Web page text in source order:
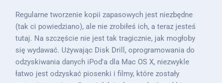
Regularne tworzenie kopii zapasowych jest niezbędne
(tak ci powiedziano), ale nie zrobiłeś ich, a teraz jesteś
tutaj. Na szczęście nie jest tak tragicznie, jak mogłoby
się wydawać. Używając Disk Drill, oprogramowania do
odzyskiwania danych iPod'a dla Mac OS X, niezwykle
łatwo jest odzyskać piosenki i filmy, które zostały